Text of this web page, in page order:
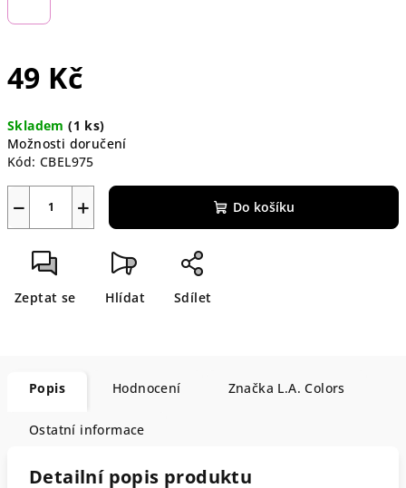
49 Kč
cena:
Skladem(1 ks)
Možnosti doručení
Kód: CBEL975
+
− Do košíku
Zeptat se Hlídat Sdílet
Popis Hodnocení Značka L.A. Colors
Ostatní informace
Detailní popis produktu